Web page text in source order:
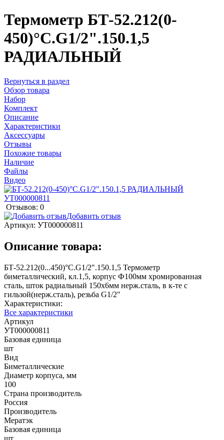
Термометр БТ-52.212(0-
450)°С.G1/2".150.1,5
РАДИАЛЬНЫЙ
Вернуться в раздел
Обзор товара
Набор
Комплект
Описание
Характеристики
Аксессуары
Отзывы
Похожие товары
Наличие
Файлы
Видео
Отзывов: 0
Добавить отзыв
Артикул: УТ000000811
Описание товара:
БТ-52.212(0...450)°С.G1/2".150.1,5 Термометр
биметаллический, кл.1,5, корпус Ф100мм хромированная
сталь, шток радиальный 150х6мм нерж.сталь, в к-те с
гильзой(нерж.сталь), резьба G1/2"
Характеристики:
Все характеристики
Артикул
УТ000000811
Базовая единица
шт
Вид
Биметаллические
Диаметр корпуса, мм
100
Страна производитель
Россия
Производитель
Мератэк
Базовая единица
шт